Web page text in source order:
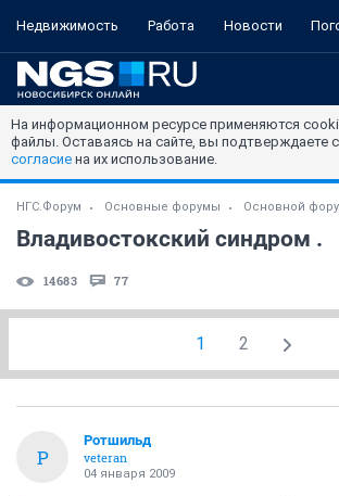
Недвижимость Работа Новости
На информационном ресурсе применяются
файлы. Оставаясь на сайте, вы подтверждаете
согласие на их использование.
НГС.Форум Основные форумы Основной
Владивостокский синдром .
14683 77
1 2
Р
Ротшильд
veteran
04 января 2009